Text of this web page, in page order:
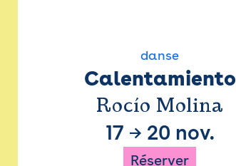
danse
Calentamiento
Rocío Molina
17 → 20 nov.
Réserver